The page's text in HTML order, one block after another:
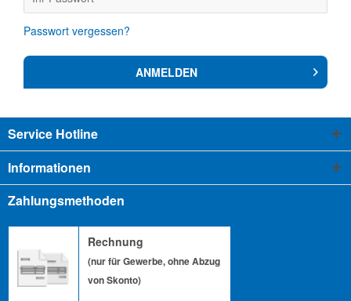
Passwort vergessen?
ANMELDEN
Service Hotline
Informationen
Zahlungsmethoden
Rechnung
(nur für Gewerbe, ohne Abzug
von Skonto)